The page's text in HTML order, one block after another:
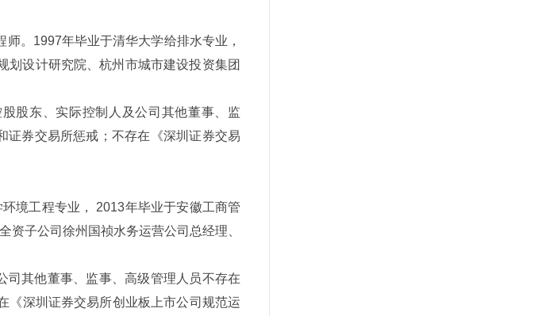
。 1997年毕业于清华大学给排水专业，
划设计研究院、杭州市城市建设投资集团
股东、实际控制人及公司其他董事、监
证券交易所惩戒；不存在《深圳证券交易
境工程专业， 2013年毕业于安徽工商管
资子公司徐州国祯水务运营公司总经理、
司其他董事、监事、高级管理人员不存在
《深圳证券交易所创业板上市公司规范运